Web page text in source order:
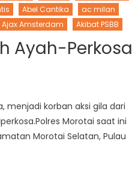
Abel Cantika
ac milan
Ajax Amsterdam Akibat PSBB
Ayah-Perkosa
menjadi korban aksi gila dari
Morotai saat ini
Morotai Selatan, Pulau